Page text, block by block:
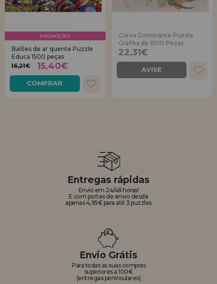
PROMOÇÃO!
Balões de ar quente Puzzle
Educa 1500 peças
16,21€
15,40€
COMPRAR
Curva Dominante Puzzle
Grafika de 1500 Peças
22,31€
AVISE
Entregas rápidas
Envio em 24/48 horas!
E com portes de envio desde
apenas 4,95€ para até 3 puzzles
Envio Grátis
Para todas as suas compras
superiores a 100€
(entregas peninsulares)